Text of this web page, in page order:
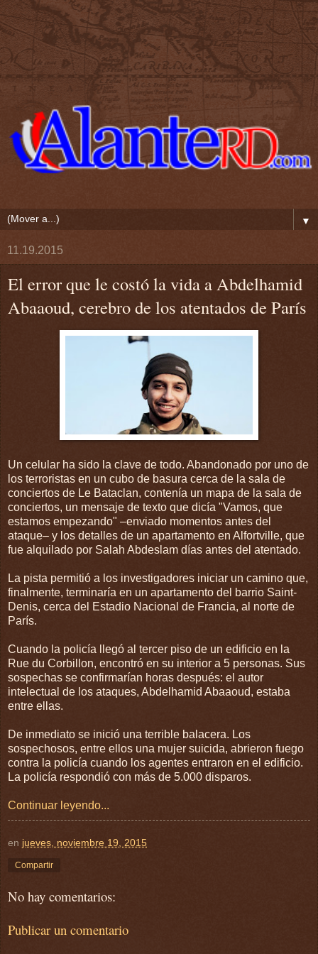
▼
11.19.2015
El error que le costó la vida a Abdelhamid
Abaaoud, cerebro de los atentados de París
Un celular ha sido la clave de todo. Abandonado por uno de
los terroristas en un cubo de basura cerca de la sala de
conciertos de Le Bataclan, contenía un mapa de la sala de
conciertos, un mensaje de texto que dicía "Vamos, que
estamos empezando" –enviado momentos antes del
ataque– y los detalles de un apartamento en Alfortville, que
fue alquilado por Salah Abdeslam días antes del atentado.
La pista permitió a los investigadores iniciar un camino que,
finalmente, terminaría en un apartamento del barrio Saint-
Denis, cerca del Estadio Nacional de Francia, al norte de
París.
Cuando la policía llegó al tercer piso de un edificio en la
Rue du Corbillon, encontró en su interior a 5 personas. Sus
sospechas se confirmarían horas después: el autor
intelectual de los ataques, Abdelhamid Abaaoud, estaba
entre ellas.
De inmediato se inició una terrible balacera. Los
sospechosos, entre ellos una mujer suicida, abrieron fuego
contra la policía cuando los agentes entraron en el edificio.
La policía respondió con más de 5.000 disparos.
Continuar leyendo...
en jueves, noviembre 19, 2015
Compartir
No hay comentarios:
Publicar un comentario